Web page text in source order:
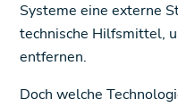
Systeme eine externe
technische Hilfsmittel,
entfernen.
Doch welche